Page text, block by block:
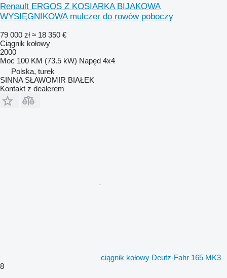
Renault ERGOS Z KOSIARKA BIJAKOWA
WYSIĘGNIKOWA mulczer do rowów poboczy
79 000 zł ≈ 18 350 €
Ciągnik kołowy
2000
Moc 100 KM (73.5 kW) Napęd 4x4
Polska, turek
SINNA SŁAWOMIR BIAŁEK
Kontakt z dealerem
ciągnik kołowy Deutz-Fahr 165 MK3
8